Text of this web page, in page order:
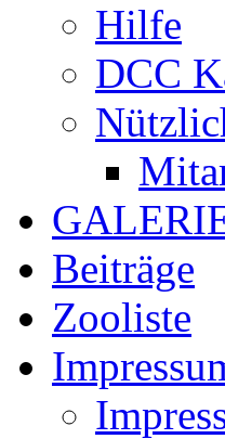
Hilfe
DCC
Beiträge
Zooliste